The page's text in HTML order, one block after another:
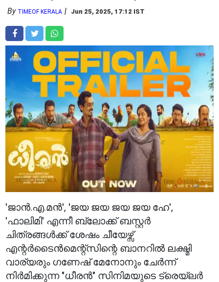
By TIMEOF KERALA Jun 25, 2025, 17:12 IST
'ജാൻ.എ.മൻ', 'ജയ ജയ ജയ ജയ ഹേ',
'ഫാലിമി' എന്നീ ബ്ലോക്ക് ബസ്റ്റർ
ചിത്രങ്ങൾക്ക് ശേഷം ചീയേഴ്സ്
എന്റർടൈൻമെന്റ്സിന്റെ ബാനറിൽ ലക്ഷ്മി
വാര്യരും ഗണേഷ് മേനോനും ചേർന്ന്
നിർമിക്കുന്ന "ധീരൻ" സിനിമയുടെ ട്രെയ്‌ലർ